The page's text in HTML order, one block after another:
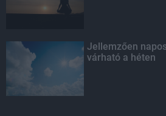
Jellemzően
várható a héten